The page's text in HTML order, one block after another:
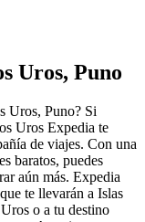
Uros, Puno
Uros, Puno? Si
Uros Expedia te
de viajes. Con una
baratos, puedes
aún más. Expedia
te llevarán a Islas
o a tu destino